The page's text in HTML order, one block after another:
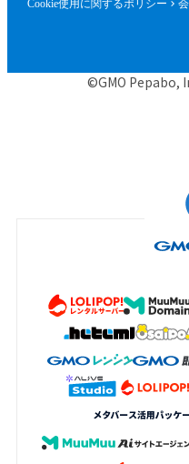
Cookie使用に関するポリシー
©GMO Pepabo,